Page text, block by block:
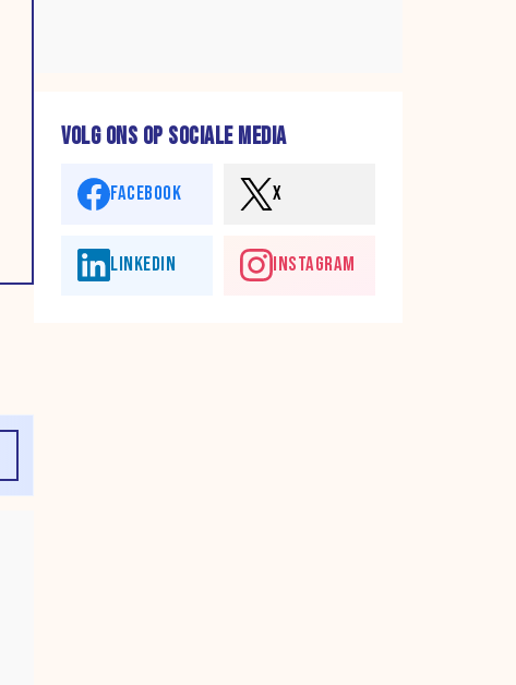
VOLG ONS OP SOCIALE MEDIA
FACEBOOK X
LINKEDIN INSTAGRAM